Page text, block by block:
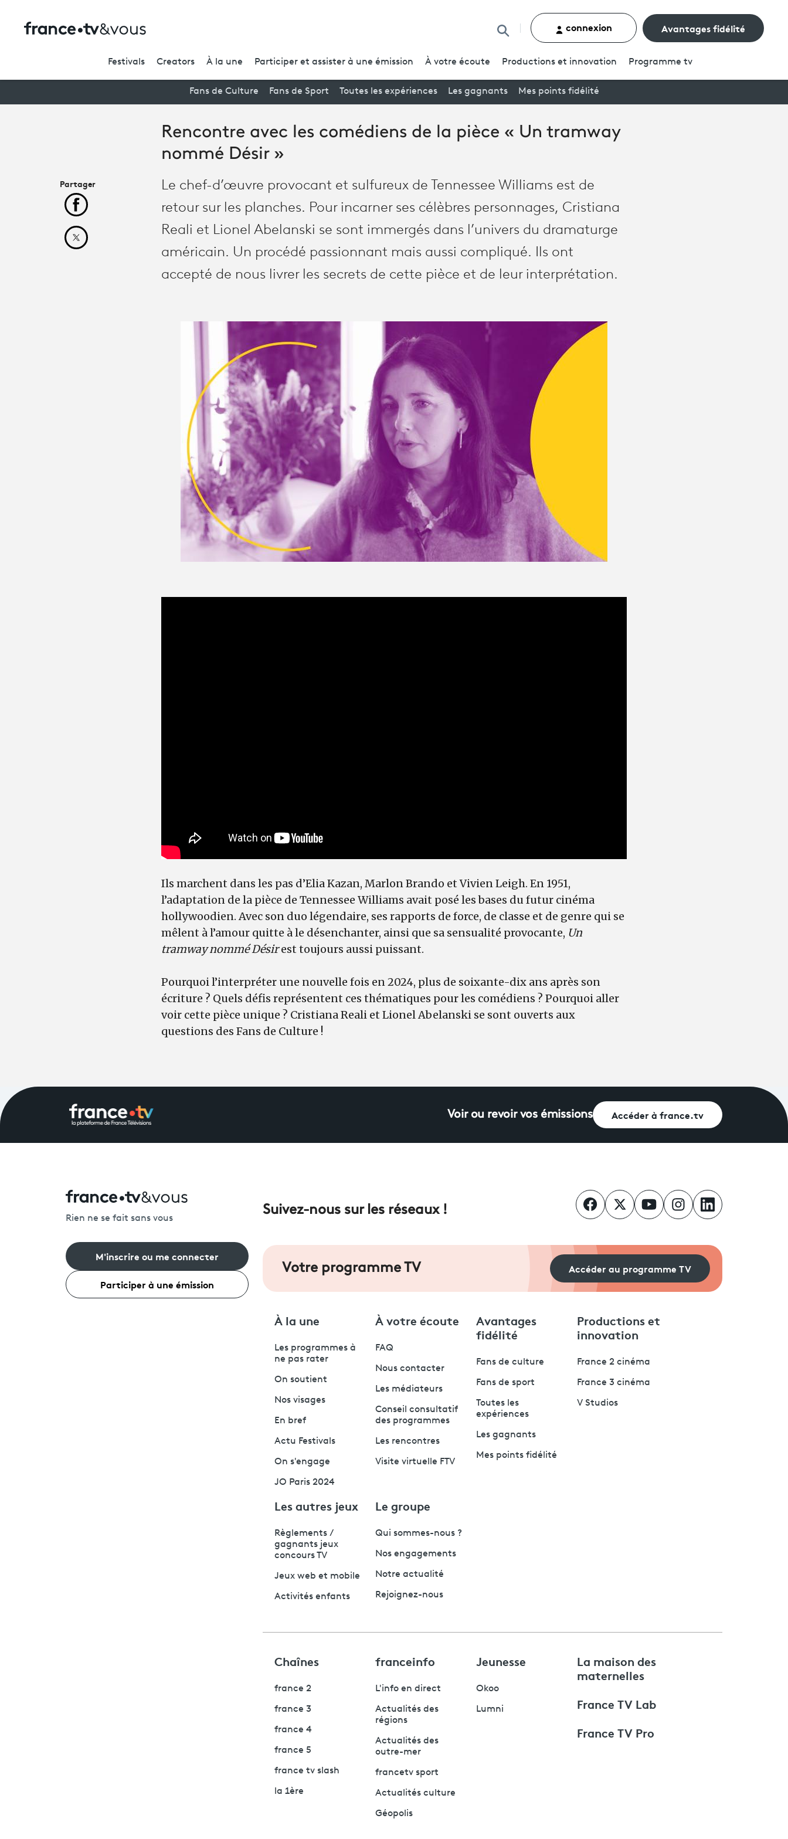
Rechercher un contenu
connexion Avantages fidélité
Festivals Creators À la une Participer et assister à une émission À votre écoute Productions et innovation Programme tv
Fans de Culture Fans de Sport Toutes les expériences Les gagnants Mes points fidélité
Rencontre avec les comédiens de la pièce « Un tramway
nommé Désir »
Le chef-d’œuvre provocant et sulfureux de Tennessee Williams est de
retour sur les planches. Pour incarner ses célèbres personnages, Cristiana
Reali et Lionel Abelanski se sont immergés dans l’univers du dramaturge
américain. Un procédé passionnant mais aussi compliqué. Ils ont
accepté de nous livrer les secrets de cette pièce et de leur interprétation.
Ils marchent dans les pas d’Elia Kazan, Marlon Brando et Vivien Leigh. En 1951,
l’adaptation de la pièce de Tennessee Williams avait posé les bases du futur cinéma
hollywoodien. Avec son duo légendaire, ses rapports de force, de classe et de genre qui se
mêlent à l’amour quitte à le désenchanter, ainsi que sa sensualité provocante, Un
tramway nommé Désirest toujours aussi puissant.
Pourquoi l’interpréter une nouvelle fois en 2024, plus de soixante-dix ans après son
écriture ? Quels défis représentent ces thématiques pour les comédiens ? Pourquoi aller
voir cette pièce unique ? Cristiana Reali et Lionel Abelanski se sont ouverts aux
questions des Fans de Culture !
Partager
Partager cet article sur Facebook
Partager cet article sur X
Voir ou revoir vos émissions Accéder à france.tv
Rien ne se fait sans vous
M'inscrire ou me connecter
Participer à une émission
Suivez-nous sur les réseaux !
Votre programme TV Accéder au programme TV
À la une
Les programmes à
ne pas rater
On soutient
Nos visages
En bref
Actu Festivals
On s'engage
JO Paris 2024
À votre écoute
FAQ
Nous contacter
Les médiateurs
Conseil consultatif
des programmes
Les rencontres
Visite virtuelle FTV
Avantages
fidélité
Fans de culture
Fans de sport
Toutes les
expériences
Les gagnants
Mes points fidélité
Productions et
innovation
France 2 cinéma
France 3 cinéma
V Studios
Les autres jeux
Règlements /
gagnants jeux
concours TV
Jeux web et mobile
Activités enfants
Le groupe
Qui sommes-nous ?
Nos engagements
Notre actualité
Rejoignez-nous
Chaînes
france 2
france 3
france 4
france 5
france tv slash
la 1ère
franceinfo
L'info en direct
Actualités des
régions
Actualités des
outre-mer
francetv sport
Actualités culture
Géopolis
Jeunesse
Okoo
Lumni
La maison des
maternelles
France TV Lab
France TV Pro